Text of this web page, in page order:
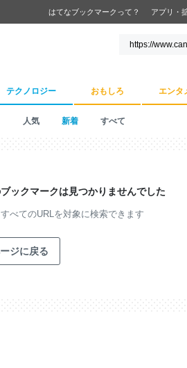
はてなブックマークって？ アプリ・
テクノロジー おもしろ エンタ
人気 新着 すべて
ブックマークは見つかりませんでした
すべてのURLを対象に検索できます
ジに戻る